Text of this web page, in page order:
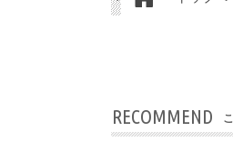
RECOMMEND